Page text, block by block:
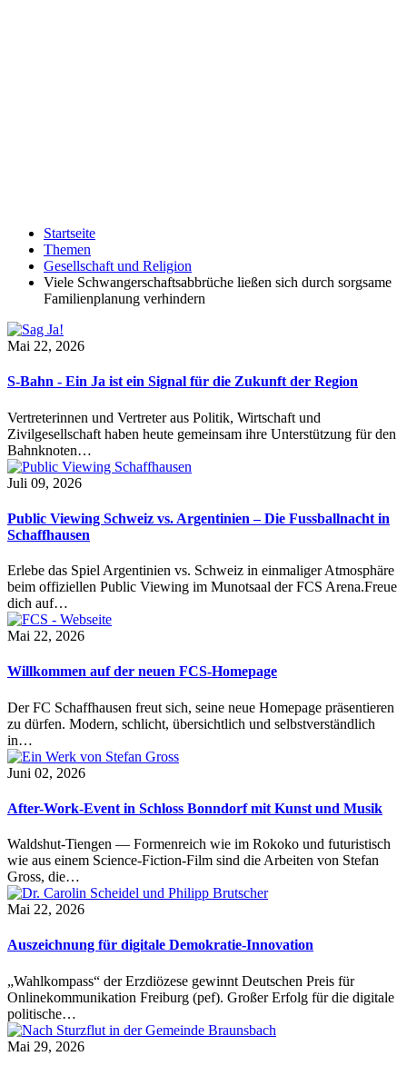
Startseite
Themen
Gesellschaft und Religion
Viele Schwangerschaftsabbrüche ließen sich durch sorgsame
Familienplanung verhindern
Mai 22, 2026
S-Bahn - Ein Ja ist ein Signal für die Zukunft der Region
Vertreterinnen und Vertreter aus Politik, Wirtschaft und
Zivilgesellschaft haben heute gemeinsam ihre Unterstützung für den
Bahnknoten…
Juli 09, 2026
Public Viewing Schweiz vs. Argentinien – Die Fussballnacht in
Schaffhausen
Erlebe das Spiel Argentinien vs. Schweiz in einmaliger Atmosphäre
beim offiziellen Public Viewing im Munotsaal der FCS Arena.Freue
dich auf…
Mai 22, 2026
Willkommen auf der neuen FCS-Homepage
Der FC Schaffhausen freut sich, seine neue Homepage präsentieren
zu dürfen. Modern, schlicht, übersichtlich und selbstverständlich
in…
Juni 02, 2026
After-Work-Event in Schloss Bonndorf mit Kunst und Musik
Waldshut-Tiengen — Formenreich wie im Rokoko und futuristisch
wie aus einem Science-Fiction-Film sind die Arbeiten von Stefan
Gross, die…
Mai 22, 2026
Auszeichnung für digitale Demokratie-Innovation
„Wahlkompass“ der Erzdiözese gewinnt Deutschen Preis für
Onlinekommunikation Freiburg (pef). Großer Erfolg für die digitale
politische…
Mai 29, 2026